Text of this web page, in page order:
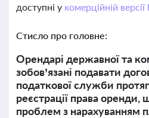
доступні у комерційній
Стисло про головне:
Орендарі державної та
зобов’язані подавати
податкової служби
реєстрації права
проблем з нарахуванням